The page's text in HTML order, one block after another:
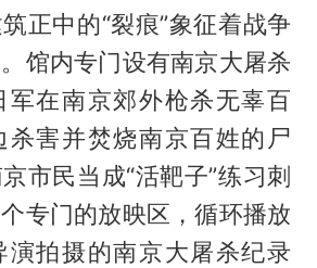
正中的“裂痕”象征着战争
馆内专门设有南京大屠杀
军在南京郊外枪杀无辜百
杀害并焚烧南京百姓的尸
市民当成“活靶子”练习刺
专门的放映区，循环播放
演拍摄的南京大屠杀纪录